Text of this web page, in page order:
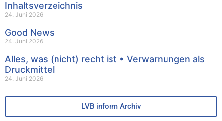
Inhaltsverzeichnis
24. Juni 2026
Good News
24. Juni 2026
Alles, was (nicht) recht ist • Verwarnungen als
Druckmittel
24. Juni 2026
LVB inform Archiv